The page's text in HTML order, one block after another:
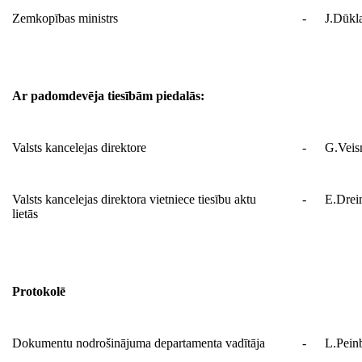
Zemkopības ministrs -
Ar padomdevēja tiesībām piedalās:
Valsts kancelejas direktore -
Valsts kancelejas direktora vietniece tiesību aktu
lietās
-
Protokolē
Dokumentu nodrošinājuma departamenta vadītāja -